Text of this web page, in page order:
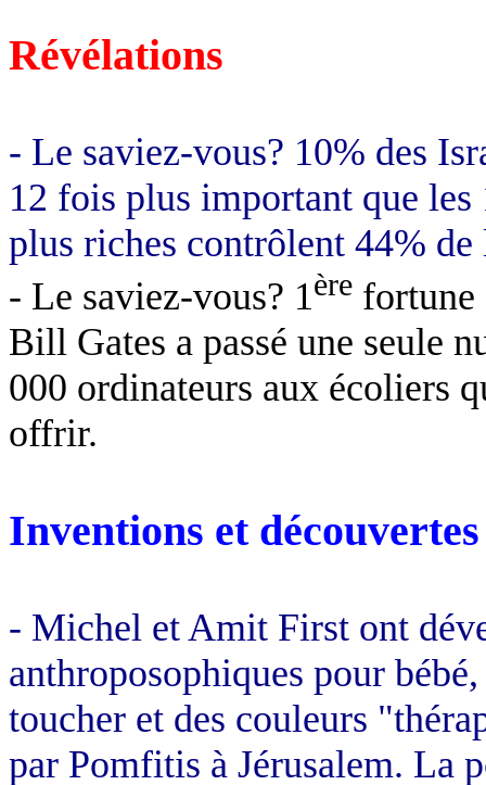
Révélations
- Le saviez-vous? 10% des
12 fois plus important que
plus riches contrôlent 44% de
- Le saviez-vous? 1ère fortune
Bill Gates a passé une seule
000 ordinateurs aux écoliers
offrir.
Inventions et découvertes
- Michel et Amit First ont
anthroposophiques pour
toucher et des couleurs
par Pomfitis à Jérusalem. La